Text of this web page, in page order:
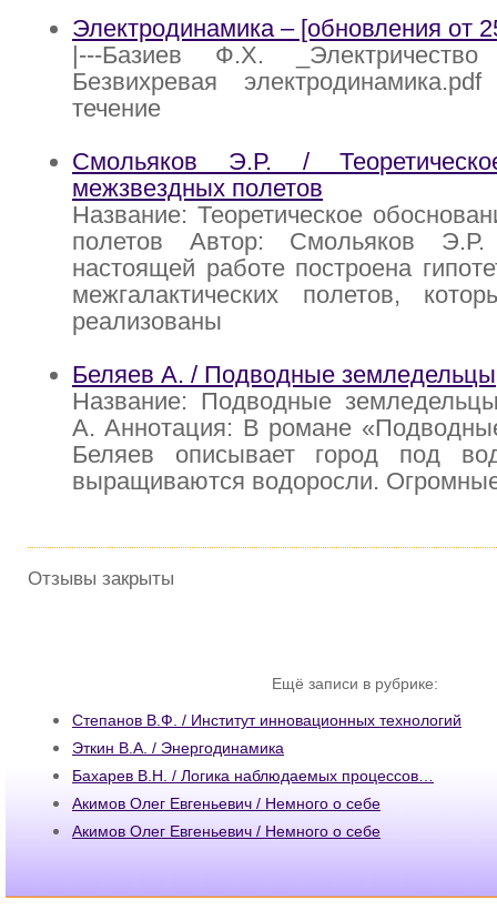
Электродинамика – [обновления от
|---Базиев Ф.Х.
Безвихревая
течение
Смольяков Э.Р. /
межзвездных полетов
Название: Теоретическое
полетов Автор: Смольяков
настоящей работе построена
межгалактических полетов,
реализованы
Беляев А. / Подводные земледельцы
Название: Подводные
А. Аннотация: В романе
Беляев описывает город под
выращиваются водоросли.
Отзывы закрыты
Ещё записи в рубрике:
Степанов В.Ф. / Институт инновационных технологий
Эткин В.А. / Энергодинамика
Бахарев В.Н. / Логика наблюдаемых процессов…
Акимов Олег Евгеньевич / Немного о себе
Акимов Олег Евгеньевич / Немного о себе